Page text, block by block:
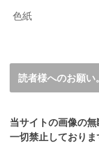
色紙
読者様へのお願い。
当サイトの画像の無
一切禁止しておりま